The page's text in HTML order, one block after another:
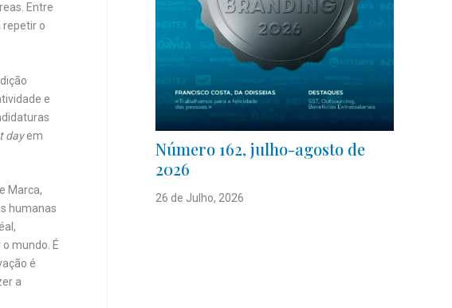
Entre
repetir o
e
dayem
Marca,
humanas
mundo. É
é
a
Número 162, julho-agosto de
2026
26 de Julho, 2026